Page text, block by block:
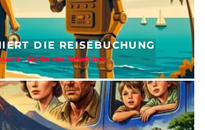
DIE REISEBUCHUNG
- Stärke der Reisebüros